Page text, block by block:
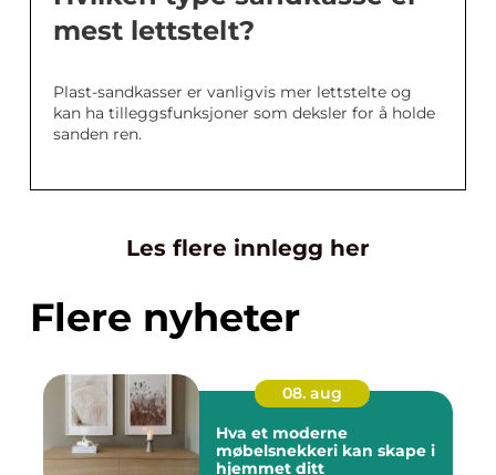
mest lettstelt?
Plast-sandkasser er vanligvis mer lettstelte og
kan ha tilleggsfunksjoner som deksler for å holde
sanden ren.
Les flere innlegg her
Flere nyheter
08. aug
Hva et moderne
møbelsnekkeri kan skape i
hjemmet ditt